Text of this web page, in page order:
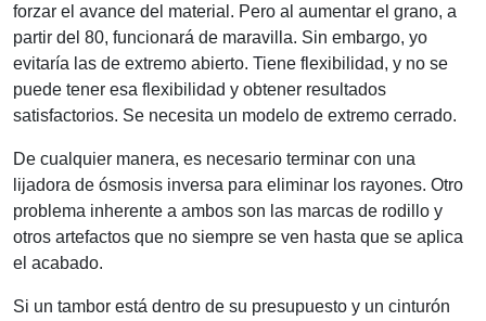
forzar el avance del material. Pero al aumentar el grano, a
partir del 80, funcionará de maravilla. Sin embargo, yo
evitaría las de extremo abierto. Tiene flexibilidad, y no se
puede tener esa flexibilidad y obtener resultados
satisfactorios. Se necesita un modelo de extremo cerrado.
De cualquier manera, es necesario terminar con una
lijadora de ósmosis inversa para eliminar los rayones. Otro
problema inherente a ambos son las marcas de rodillo y
otros artefactos que no siempre se ven hasta que se aplica
el acabado.
Si un tambor está dentro de su presupuesto y un cinturón